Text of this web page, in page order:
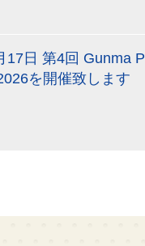
17日 第4回 Gunma
を開催致します